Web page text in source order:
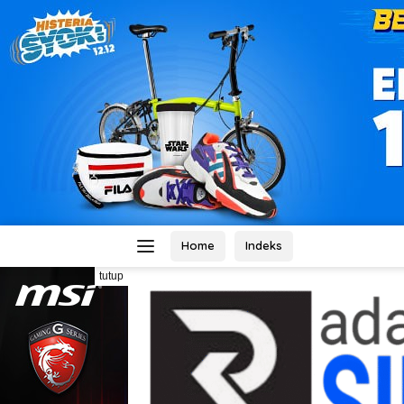
Home Indeks
tutup